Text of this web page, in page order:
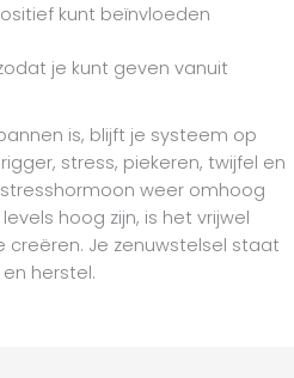
kunt beïnvloeden
je kunt geven vanuit
is, blijft je systeem op
stress, piekeren, twijfel en
weer omhoog
hoog zijn, is het vrijwel
Je zenuwstelsel staat
herstel.